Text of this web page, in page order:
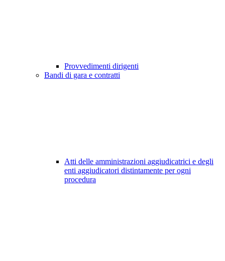
Provvedimenti dirigenti
Bandi di gara e contratti
Atti delle amministrazioni aggiudicatrici e degli
enti aggiudicatori distintamente per ogni
procedura